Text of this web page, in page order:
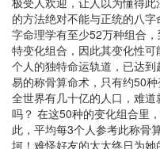
的方法绝对不能与正统的八
字命理学有至少52万种组合
特变化组合，因此其变化性
个人的独特命运轨道，已达
易的称骨算命术，只有约50种
全世界有几十亿的人口，难
吗？ 在这50种的变化组合里
此，平均每3个人参考此称骨
坷！难怪好友的太太终日为